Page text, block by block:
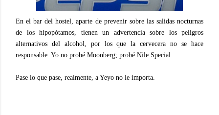
En el bar del hostel, aparte de prevenir sobre las salidas nocturnas
de los hipopótamos, tienen un advertencia sobre los peligros
alternativos del alcohol, por los que la cervecera no se hace
responsable. Yo no probé Moonberg; probé Nile Special.
Pase lo que pase, realmente, a Yeyo no le importa.